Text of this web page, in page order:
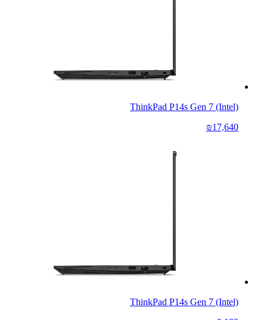
ThinkPad P14s Gen 7 (Intel)
₪17,640
ThinkPad P14s Gen 7 (Intel)